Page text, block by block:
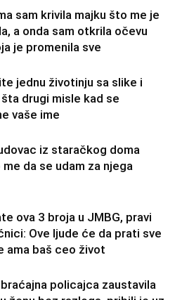
sam krivila majku što me je
a onda sam otkrila očevu
je promenila sve
jednu životinju sa slike i
drugi misle kad se
vaše ime
iz staračkog doma
me da se udam za njega
ova 3 broja u JMBG, pravi
Ove ljude će da prati sve
ama baš ceo život
policajca zaustavila